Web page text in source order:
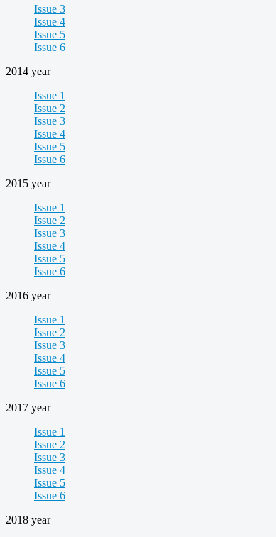
Issue 3
Issue 4
Issue 5
Issue 6
2014 year
Issue 1
Issue 2
Issue 3
Issue 4
Issue 5
Issue 6
2015 year
Issue 1
Issue 2
Issue 3
Issue 4
Issue 5
Issue 6
2016 year
Issue 1
Issue 2
Issue 3
Issue 4
Issue 5
Issue 6
2017 year
Issue 1
Issue 2
Issue 3
Issue 4
Issue 5
Issue 6
2018 year